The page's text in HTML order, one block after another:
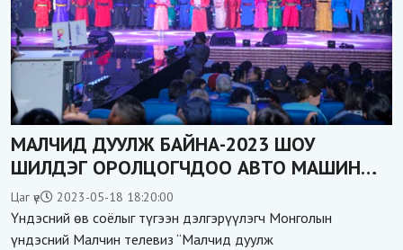
МАЛЧИД ДУУЛЖ БАЙНА-2023 ШОУ
ШИЛДЭГ ОРОЛЦОГЧДОО АВТО МАШИН
ГАРДУУЛЛАА
Цаг үе 2023-05-18 18:20:00
Үндэсний өв соёлыг түгээн дэлгэрүүлэгч Монголын
үндэсний Малчин телевиз “Малчид дуулж